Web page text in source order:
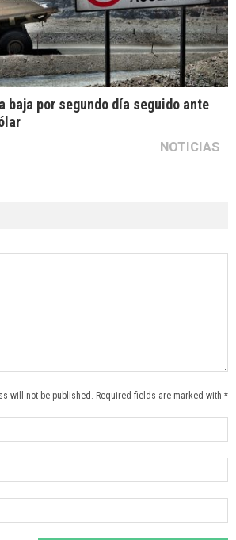
baja por segundo día seguido ante
NOTICIAS
will not be published. Required fields are marked with *